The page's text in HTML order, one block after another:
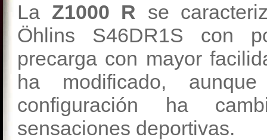
La Z1000 R se
Öhlins S46DR1S con
precarga con mayor
ha modificado,
configuración ha
sensaciones deportivas.